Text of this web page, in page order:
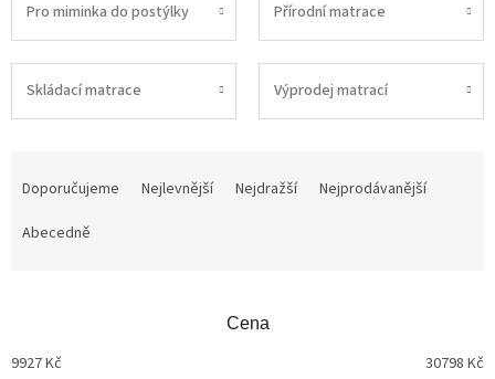
Pro miminka do postýlky Přírodní matrace
Skládací matrace Výprodej matrací
o
Doporučujeme Nejlevnější Nejdražší
Nejprodávanější
Abecedně
Cena
9927Kč 30798 Kč